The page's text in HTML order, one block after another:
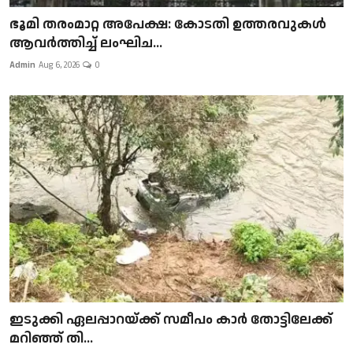
ഭൂമി തരംമാറ്റ അപേക്ഷ: കോടതി ഉത്തരവുകൾ
ആവർത്തിച്ച് ലംഘിച...
Admin Aug 6, 2026 0
ഇടുക്കി ഏലപ്പാറയ്ക്ക് സമീപം കാർ തോട്ടിലേക്ക്
മറിഞ്ഞ് തി...